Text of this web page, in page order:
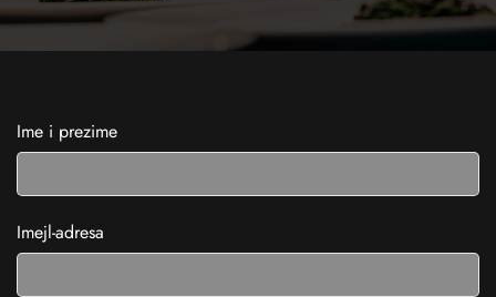
Ime i prezime
Imejl-adresa